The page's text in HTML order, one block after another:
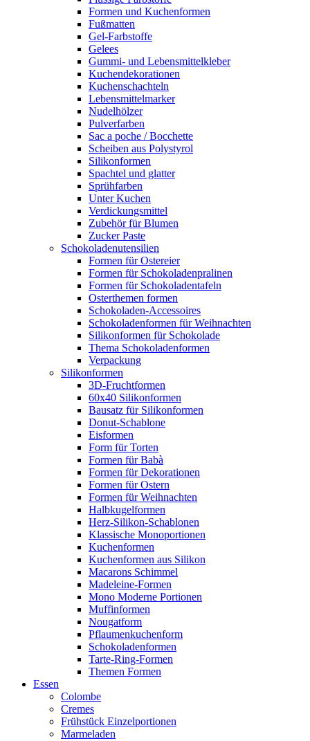
Formen und Kuchenformen
Fußmatten
Gel-Farbstoffe
Gelees
Gummi- und Lebensmittelkleber
Kuchendekorationen
Kuchenschachteln
Lebensmittelmarker
Nudelhölzer
Pulverfarben
Sac a poche / Bocchette
Scheiben aus Polystyrol
Silikonformen
Spachtel und glatter
Sprühfarben
Unter Kuchen
Verdickungsmittel
Zubehör für Blumen
Zucker Paste
Schokoladenutensilien
Formen für Ostereier
Formen für Schokoladenpralinen
Formen für Schokoladentafeln
Osterthemen formen
Schokoladen-Accessoires
Schokoladenformen für Weihnachten
Silikonformen für Schokolade
Thema Schokoladenformen
Verpackung
Silikonformen
3D-Fruchtformen
60x40 Silikonformen
Bausatz für Silikonformen
Donut-Schablone
Eisformen
Form für Torten
Formen für Babà
Formen für Dekorationen
Formen für Ostern
Formen für Weihnachten
Halbkugelformen
Herz-Silikon-Schablonen
Klassische Monoportionen
Kuchenformen
Kuchenformen aus Silikon
Macarons Schimmel
Madeleine-Formen
Mono Moderne Portionen
Muffinformen
Nougatform
Pflaumenkuchenform
Schokoladenformen
Tarte-Ring-Formen
Themen Formen
Essen
Colombe
Cremes
Frühstück Einzelportionen
Marmeladen